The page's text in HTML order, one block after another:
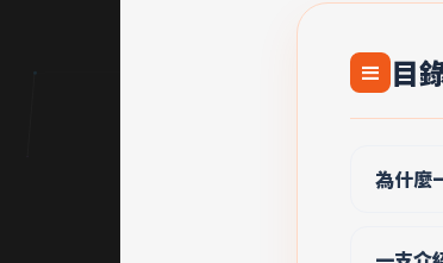
≡ 目
為什麼